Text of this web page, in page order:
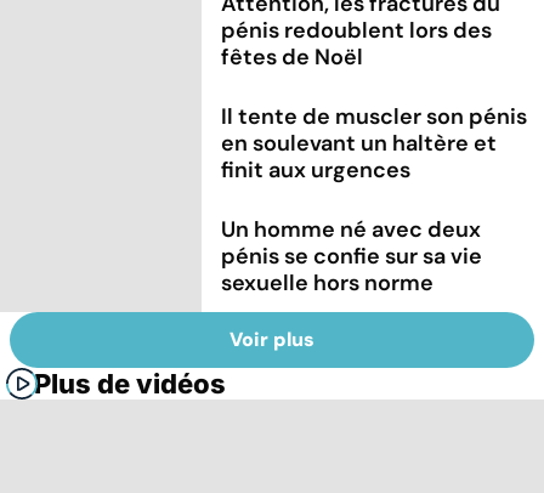
pénis redoublent lors des
fêtes de Noël
Il tente de muscler son pénis
en soulevant un haltère et
finit aux urgences
Un homme né avec deux
pénis se confie sur sa vie
sexuelle hors norme
Voir plus
Plus de vidéos